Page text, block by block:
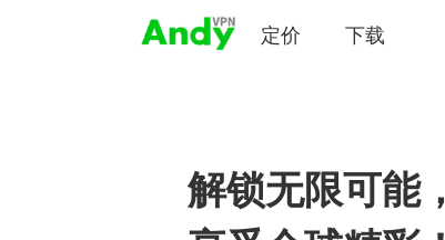
定价 下载
解锁无限可能，